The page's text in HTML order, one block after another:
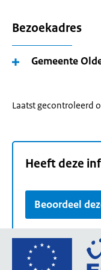
Bezoekadres
Gemeente
Laatst gecontroleerd
Heeft deze
Beoordeel